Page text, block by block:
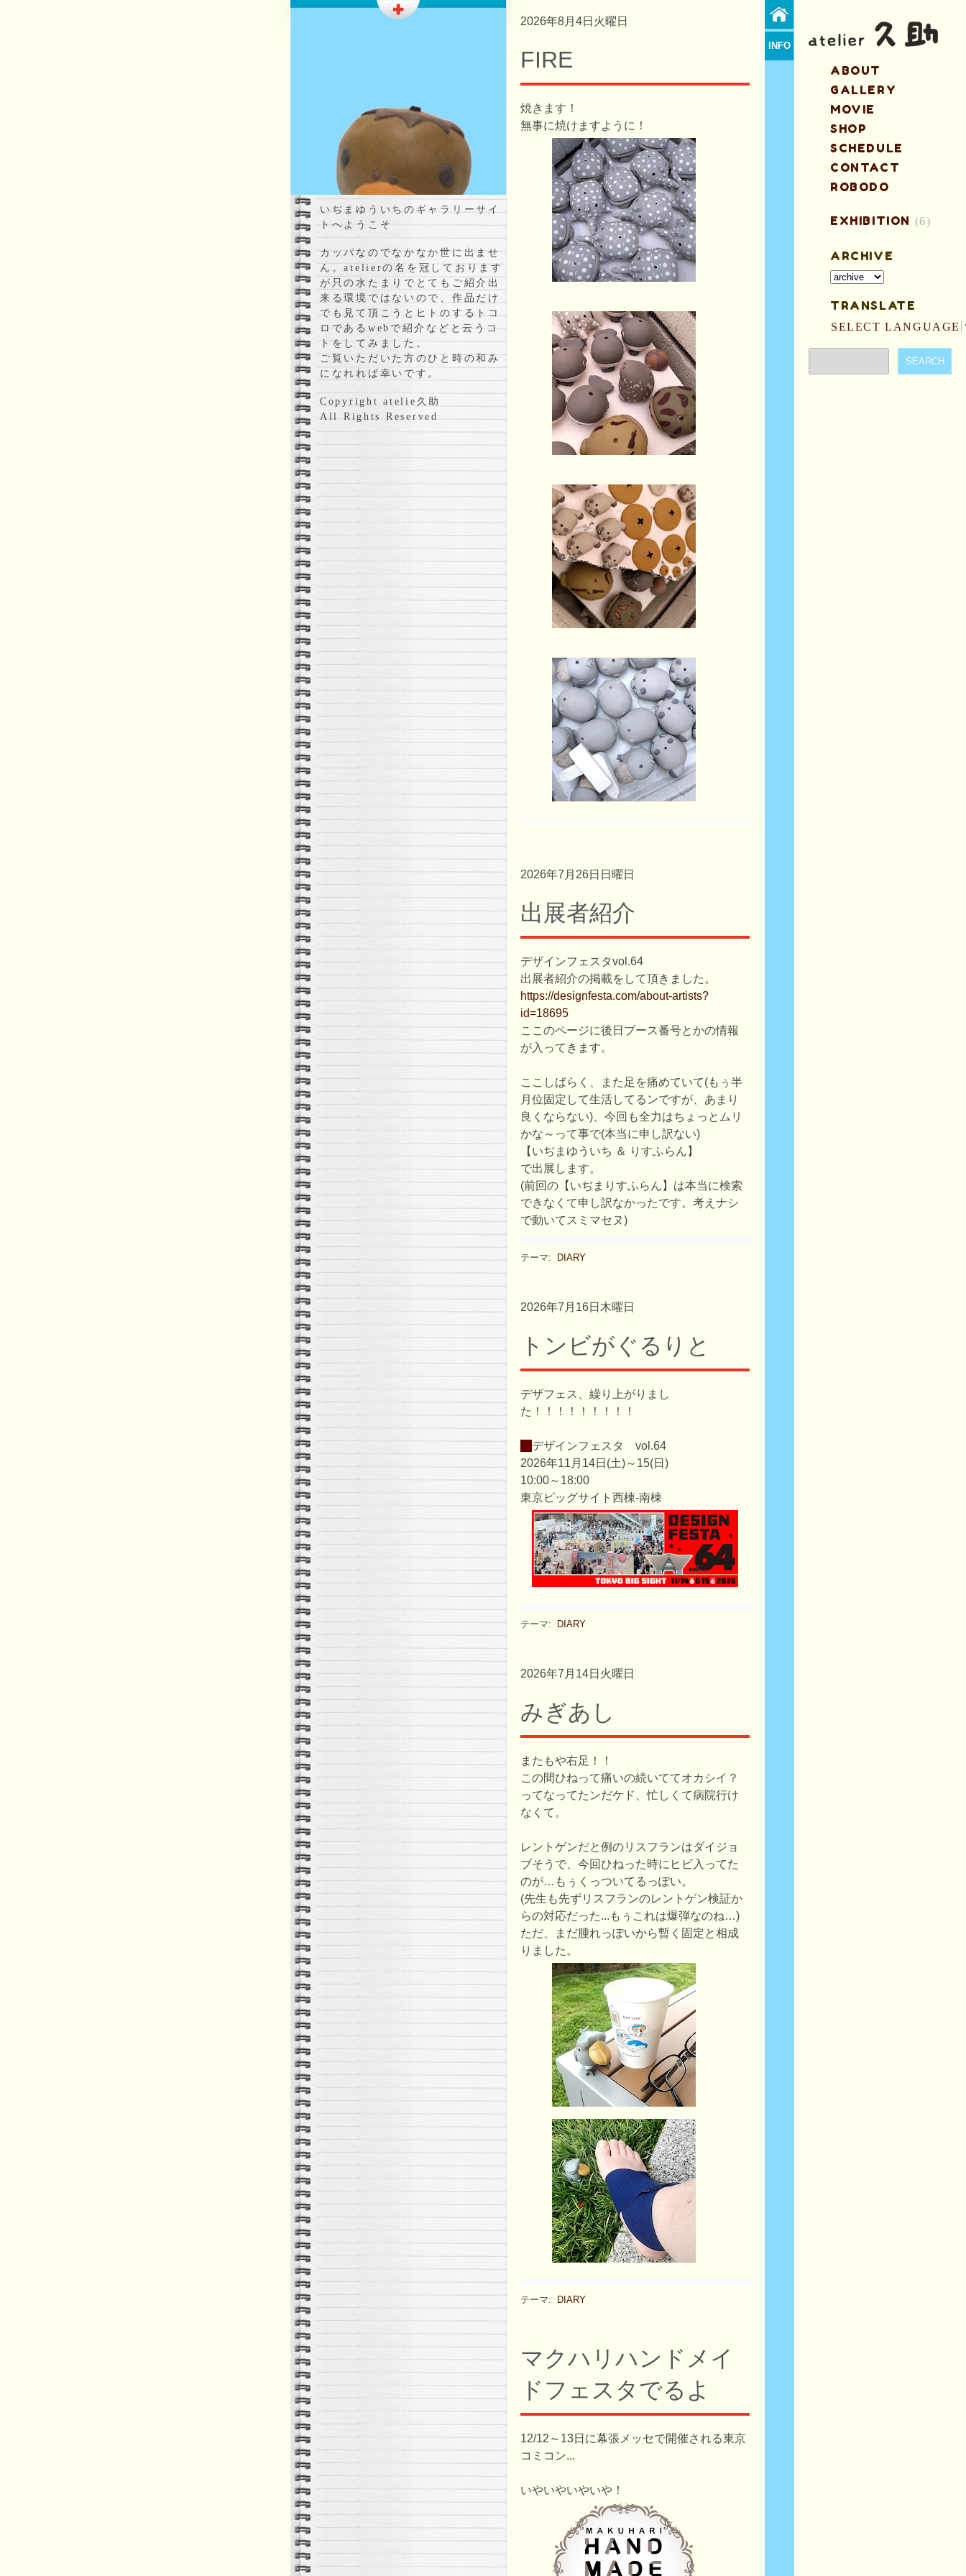
いぢまゆういちのギャラリーサイ
トへようこそ
カッパなのでなかなか世に出ませ
ん。atelierの名を冠しております
が只の水たまりでとてもご紹介出
来る環境ではないので、作品だけ
でも見て頂こうとヒトのするトコ
ロであるwebで紹介などと云うコ
トをしてみました。
ご覧いただいた方のひと時の和み
になれれば幸いです。
Copyright atelie久助
All Rights Reserved
2026年8月4日火曜日
FIRE
焼きます！
無事に焼けますように！
2026年7月26日日曜日
出展者紹介
デザインフェスタvol.64
出展者紹介の掲載をして頂きました。
https://designfesta.com/about-artists?
id=18695
ここのページに後日ブース番号とかの情報
が入ってきます。
ここしばらく、また足を痛めていて(もぅ半
月位固定して生活してるンですが、あまり
良くならない)、今回も全力はちょっとムリ
かな～って事で(本当に申し訳ない)
【いぢまゆういち ＆ りすふらん】
で出展します。
(前回の【いぢまりすふらん】は本当に検索
できなくて申し訳なかったです。考えナシ
で動いてスミマセヌ)
テーマ: DIARY
2026年7月16日木曜日
トンビがぐるりと
デザフェス、繰り上がりまし
た！！！！！！！！！
デザインフェスタ vol.64
2026年11月14日(土)～15(日)
10:00～18:00
東京ビッグサイト西棟-南棟
テーマ: DIARY
2026年7月14日火曜日
みぎあし
またもや右足！！
この間ひねって痛いの続いててオカシイ？
ってなってたンだケド、忙しくて病院行け
なくて。
レントゲンだと例のリスフランはダイジョ
ブそうで、今回ひねった時にヒビ入ってた
のが…もぅくっついてるっぽい。
(先生も先ずリスフランのレントゲン検証か
らの対応だった...もぅこれは爆弾なのね…)
ただ、まだ腫れっぽいから暫く固定と相成
りました。
テーマ: DIARY
マクハリハンドメイ
ドフェスタでるよ
12/12～13日に幕張メッセで開催される東京
コミコン...
いやいやいやいや！
INFO
ABOUT
GALLERY
MOVIE
SHOP
SCHEDULE
CONTACT
ROBODO
EXHIBITION (6)
ARCHIVE
TRANSLATE
SELECT LANGUAGE